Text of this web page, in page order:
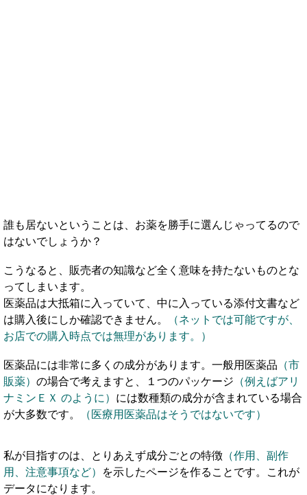
誰も居ないということは、お薬を勝手に選んじゃってるので
はないでしょうか？
こうなると、販売者の知識など全く意味を持たないものとな
ってしまいます。
医薬品は大抵箱に入っていて、中に入っている添付文書など
は購入後にしか確認できません。
（ネットでは可能ですが、
お店での購入時点では無理があります。）
医薬品には非常に多くの成分があります。一般用医薬品 （市
販薬） の場合で考えますと、１つのパッケージ （例えばアリ
ナミンＥＸ のように） には数種類の成分が含まれている場合
が大多数です。
（医療用医薬品はそうではないです）
私が目指すのは、とりあえず成分ごとの特徴 （作用、副作
用、注意事項など）
を示したページを作ることです。これが
データになります。